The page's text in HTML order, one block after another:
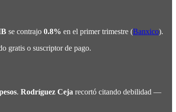
se contrajo 0.8% en el primer trimestre (Banxico).
gratis o suscriptor de pago.
. Rodríguez Ceja recortó citando debilidad —